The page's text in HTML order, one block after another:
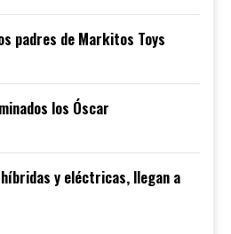
padres de Markitos Toys
los Óscar
y eléctricas, llegan a